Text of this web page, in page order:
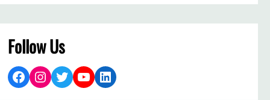
Follow Us
Facebook Instagram Twitter YouTube LinkedIn